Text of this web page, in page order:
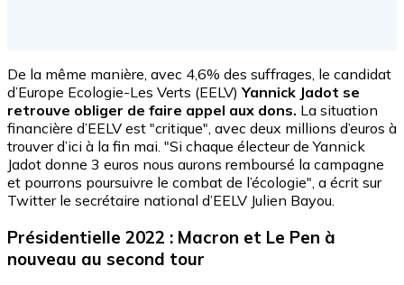
De la même manière, avec 4,6% des suffrages, le candidat
d’Europe Ecologie-Les Verts (EELV)Yannick Jadot se
retrouve obliger de faire appel aux dons. La situation
financière d’EELV est "critique", avec deux millions d’euros à
trouver d’ici à la fin mai. "Si chaque électeur de Yannick
Jadot donne 3 euros nous aurons remboursé la campagne
et pourrons poursuivre le combat de l’écologie", a écrit sur
Twitter le secrétaire national d’EELV Julien Bayou.
Présidentielle 2022 : Macron et Le Pen à
nouveau au second tour